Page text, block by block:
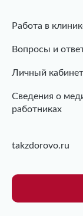
Работа в
Вопросы и
Личный кабинет
Сведения о
работниках
takzdorovo.ru